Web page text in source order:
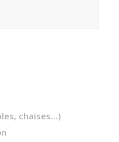
chaises...)